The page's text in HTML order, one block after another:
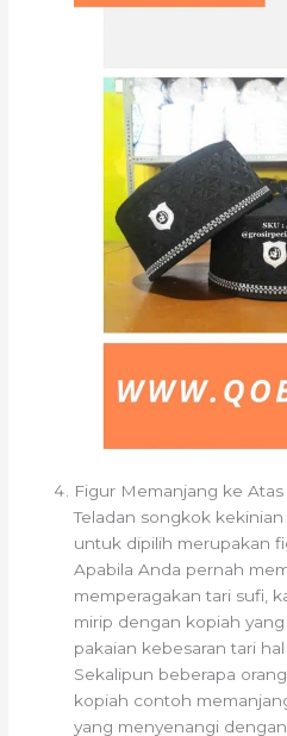
Figur Memanjang ke Atas
Teladan songkok
untuk dipilih merupakan
Apabila Anda pernah
memperagakan tari sufi,
mirip dengan kopiah
pakaian kebesaran tari
Sekalipun beberapa
kopiah contoh
yang menyenangi